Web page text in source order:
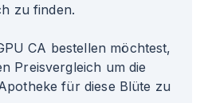
zu finden.
CA bestellen möchtest,
Preisvergleich um die
für diese Blüte zu